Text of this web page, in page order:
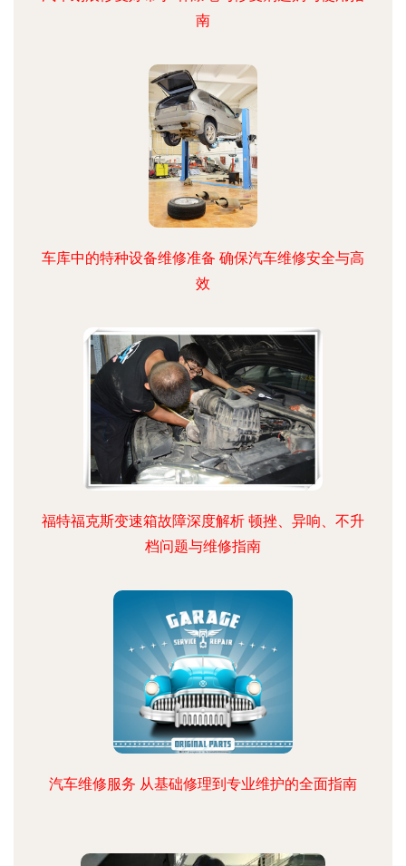
南
车库中的特种设备维修准备 确保汽车维修安全与高
效
福特福克斯变速箱故障深度解析 顿挫、异响、不升
档问题与维修指南
汽车维修服务 从基础修理到专业维护的全面指南